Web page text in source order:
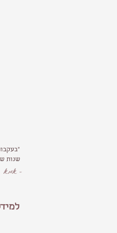
שנות
- אמא